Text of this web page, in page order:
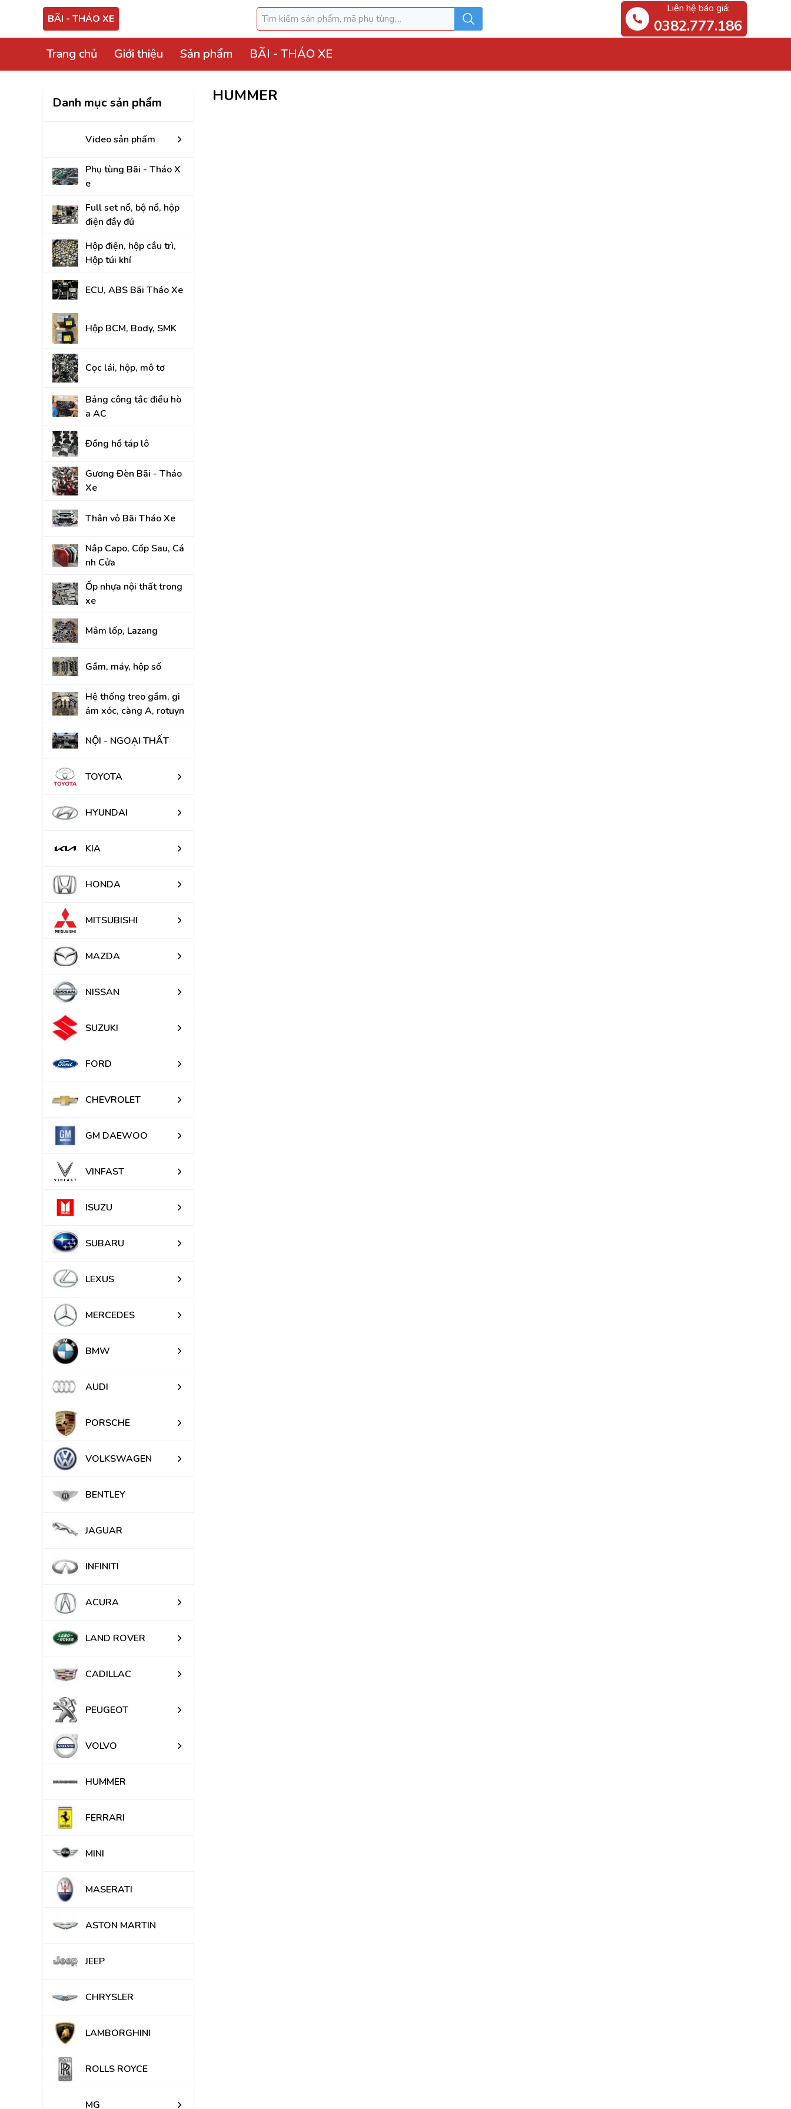
BÃI - THÁO XE
Liên hệ báo giá:
0382.777.186
Trang chủ Giới thiệu Sản phẩm
Mâm lốp, Lazang
NỘI - NGOẠI THẤT
KIA
BÃI - THÁO XE
Danh mục sản phẩm
Video sản phẩm
Phụ tùng Bãi - Tháo X
e
Full set nổ, bộ nổ, hộp
điện đầy đủ
Hộp điện, hộp cầu trì,
Hộp túi khí
ECU, ABS Bãi Tháo Xe
Hộp BCM, Body, SMK
Cọc lái, hộp, mô tơ
Bảng công tắc điều hò
a AC
Đồng hồ táp lô
Gương Đèn Bãi - Tháo
Xe
Thân vỏ Bãi Tháo Xe
Nắp Capo, Cốp Sau, Cá
nh Cửa
Ốp nhựa nội thất trong
xe
Mâm lốp, Lazang
Gầm, máy, hộp số
Hệ thống treo gầm, gi
ảm xóc, càng A, rotuyn
NỘI - NGOẠI THẤT
TOYOTA
HYUNDAI
KIA
HONDA
MITSUBISHI
MAZDA
NISSAN
SUZUKI
FORD
CHEVROLET
GM DAEWOO
VINFAST
ISUZU
SUBARU
LEXUS
MERCEDES
BMW
AUDI
PORSCHE
VOLKSWAGEN
BENTLEY
JAGUAR
INFINITI
ACURA
LAND ROVER
CADILLAC
PEUGEOT
VOLVO
HUMMER
FERRARI
MINI
MASERATI
ASTON MARTIN
JEEP
CHRYSLER
LAMBORGHINI
ROLLS ROYCE
MG
HUMMER